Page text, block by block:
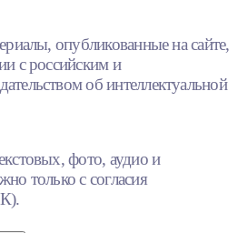
опубликованные на сайте,
с российским и
об интеллектуальной
фото, аудио и
только с согласия